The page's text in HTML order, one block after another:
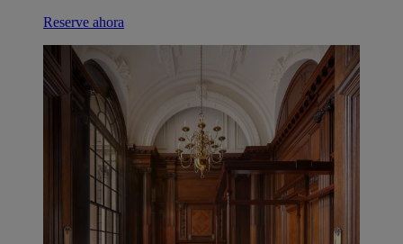
Reserve ahora